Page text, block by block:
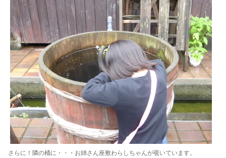
さらに！隣の桶に・・・お姉さん座敷わらしちゃんが覗いています。